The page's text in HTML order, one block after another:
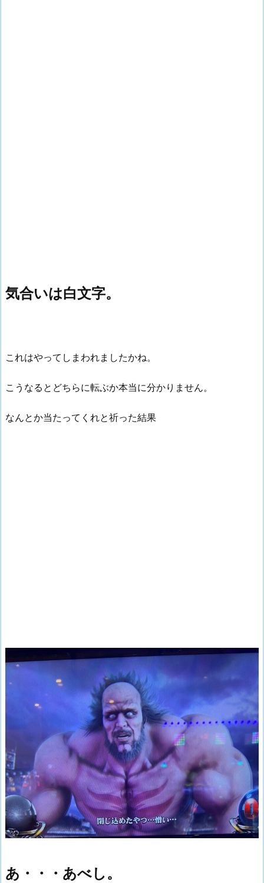
気合いは白文字。
これはやってしまわれましたかね。
こうなるとどちらに転ぶか本当に分かりません。
なんとか当たってくれと祈った結果
あ・・・あべし。